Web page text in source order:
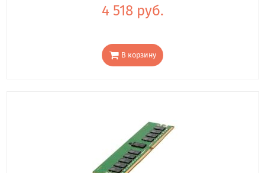
4 518 руб.
В корзину